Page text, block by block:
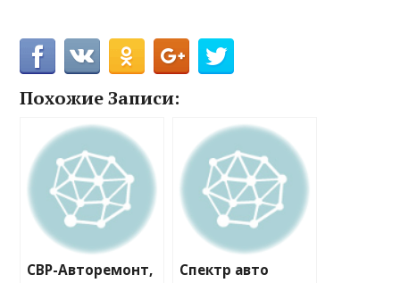
Похожие Записи:
СВР-Авторемонт,
Спектр авто